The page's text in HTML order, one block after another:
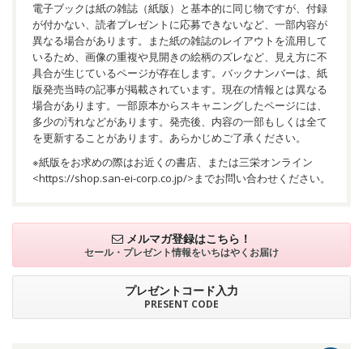
電子ブックは紙の雑誌（紙版）と基本的に同じ物ですが、付録
が付かない、読者プレゼントに応募できないなど、一部内容が
異なる場合があります。また紙の雑誌のレイアウトを流用して
いるため、画像の重複や見開きの絵柄のズレなど、見え方に不
具合が生じているページが存在します。バックナンバーは、紙
版発売当時の記事が掲載されています。現在の情報とは異なる
場合があります。一部原本からスキャニングしたページには、
多少の汚れなどがあります。発売後、内容の一部もしくは全て
を更新することがあります。あらかじめご了承ください。
※紙版をお求めの際はお近くの書店、または三栄オンライン
<https://shop.san-ei-corp.co.jp/>までお問い合わせください。
メルマガ登録はこちら！
セール・プレゼント情報をいちはやくお届け
プレゼントコード入力
PRESENT CODE